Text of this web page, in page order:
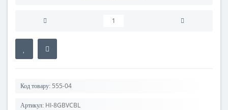
Код товару: 555-04
Артикул: HI-8GBVCBL